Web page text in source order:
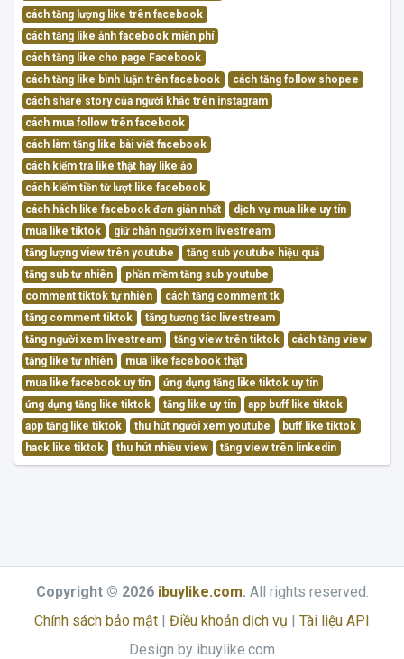
cách tăng lượng like trên facebook
cách tăng like ảnh facebook miễn phí
cách tăng like cho page Facebook
cách tăng like bình luận trên facebook
cách tăng follow shopee
cách share story của người khác trên instagram
cách mua follow trên facebook
cách làm tăng like bài viết facebook
cách kiểm tra like thật hay like ảo
cách kiếm tiền từ lượt like facebook
cách hách like facebook đơn giản nhất
dịch vụ mua like uy tín
mua like tiktok
giữ chân người xem livestream
tăng lượng view trên youtube
tăng sub youtube hiệu quả
tăng sub tự nhiên
phần mềm tăng sub youtube
comment tiktok tự nhiên
cách tăng comment tk
tăng comment tiktok
tăng tương tác livestream
tăng người xem livestream
tăng view trên tiktok
cách tăng view
tăng like tự nhiên
mua like facebook thật
mua like facebook uy tín
ứng dụng tăng like tiktok uy tín
ứng dụng tăng like tiktok
tăng like uy tín
app buff like tiktok
app tăng like tiktok
thu hút người xem youtube
buff like tiktok
hack like tiktok
thu hút nhiều view tăng view trên linkedin
Copyright © 2026 ibuylike.com. All rights reserved.
Chính sách bảo mật | Điều khoản dịch vụ | Tài liệu API
Design by ibuylike.com